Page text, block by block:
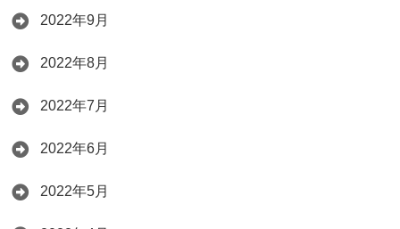
2022年9月
2022年8月
2022年7月
2022年6月
2022年5月